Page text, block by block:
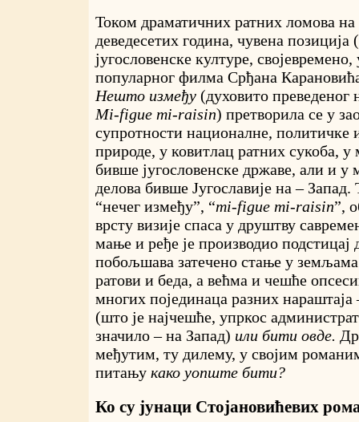
Током драматичних ратних ломова на
деведесетих година, чувена
југословенске културе, својевремено,
популарног филма Срђана
Нешто између (духовито преведеног
Mi-figue mi-raisin) претворила се у
супротности националне, политичке
природе, у ковитлац ратних сукоба, у
бивше југословенске државе, али и у
делова бивше Југославије на – Запад.
“нечег између”, “mi-figue mi-raisin”,
врсту визије спаса у друштву
мање и ређе је производио
побољшава затечено стање у земљама
ратови и беда, а већма и чешће
многих појединаца разних
(што је најчешће, упркос
значило – на Запад) или бити овде.
међутим, ту дилему, у својим
питању како уопште бити?
Ко су јунаци Стојановићевих